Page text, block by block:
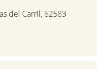
del Carril, 62583